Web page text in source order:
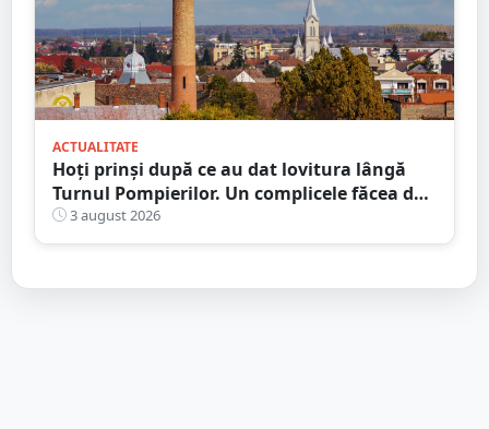
ACTUALITATE
Hoți prinși după ce au dat lovitura lângă
Turnul Pompierilor. Un complicele făcea de
pază
3 august 2026